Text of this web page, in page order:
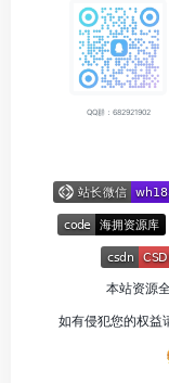
QQ群：682921902
本站资源
如有侵犯您的权